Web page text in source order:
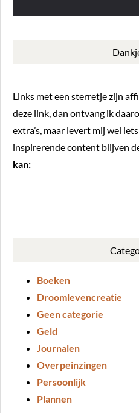
Links met een sterretje zijn
deze link, dan ontvang ik
extra’s, maar levert mij wel
inspirerende content blijven
kan:
Boeken
Droomlevencreatie
Geen categorie
Geld
Journalen
Overpeinzingen
Persoonlijk
Plannen